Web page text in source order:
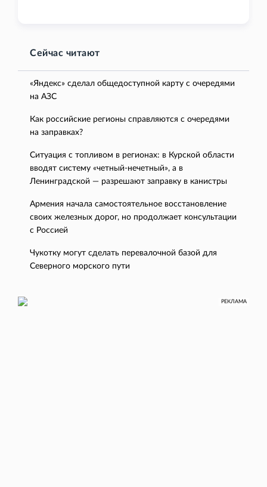
Сейчас читают
«Яндекс» сделал общедоступной карту с очередями
на АЗС
Как российские регионы справляются с очередями
на заправках?
Ситуация с топливом в регионах: в Курской области
вводят систему «четный-нечетный», а в
Ленинградской — разрешают заправку в канистры
Армения начала самостоятельное восстановление
своих железных дорог, но продолжает консультации
с Россией
Чукотку могут сделать перевалочной базой для
Северного морского пути
РЕКЛАМА